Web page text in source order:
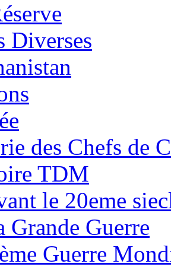
Diverses
des Chefs de
TDM
le 20eme
Grande Guerre
Guerre